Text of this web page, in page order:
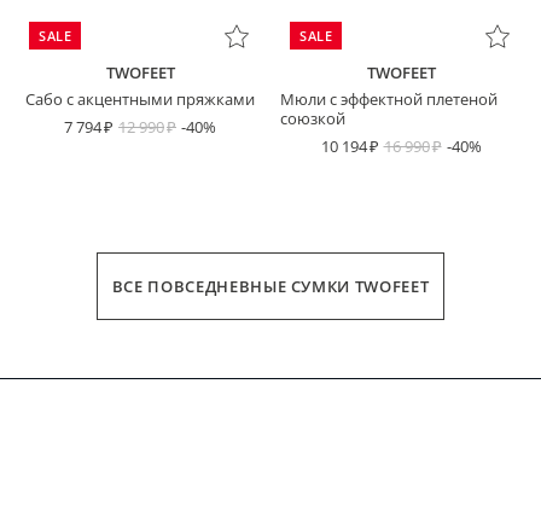
SALE
TWOFEET
Сабо с акцентными пряжками
7 794
12 990 -40%
SALE
TWOFEET
Мюли с эффектной плетеной
союзкой
10 194
16 990 -40%
ВСЕ ПОВСЕДНЕВНЫЕ СУМКИ TWOFEET